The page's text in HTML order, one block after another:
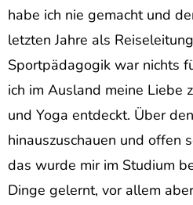
habe ich nie gemacht und
letzten Jahre als
Sportpädagogik war nichts
ich im Ausland meine Liebe
und Yoga entdeckt. Über
hinauszuschauen und offen
das wurde mir im Studium
Dinge gelernt, vor allem